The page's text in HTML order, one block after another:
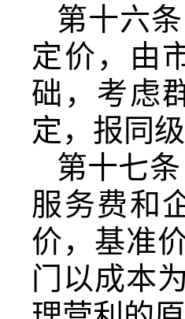
第十六
定价，由
础，考虑
定，报同
第十七
服务费和
价，基准
门以成本